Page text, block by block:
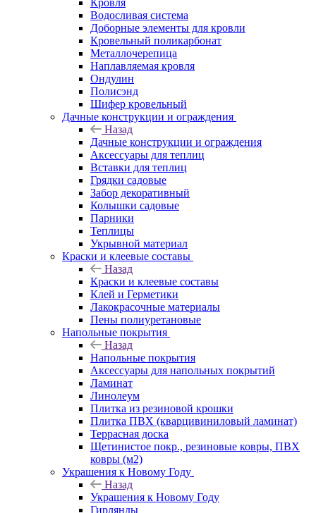
Кровля
Водосливая система
Доборные элементы для кровли
Кровельный поликарбонат
Металлочерепица
Наплавляемая кровля
Ондулин
Полисэнд
Шифер кровельный
Дачные конструкции и ограждения
Назад
Дачные конструкции и ограждения
Аксессуары для теплиц
Вставки для теплиц
Грядки садовые
Забор декоративный
Колышки садовые
Парники
Теплицы
Укрывной материал
Краски и клеевые составы
Назад
Краски и клеевые составы
Клей и Герметики
Лакокрасочные материалы
Пены полиуретановые
Напольные покрытия
Назад
Напольные покрытия
Аксессуары для напольных покрытий
Ламинат
Линолеум
Плитка из резиновой крошки
Плитка ПВХ (кварцивиниловый ламинат)
Террасная доска
Щетинистое покр., резиновые ковры, ПВХ
ковры (м2)
Украшения к Новому Году
Назад
Украшения к Новому Году
Гирлянды